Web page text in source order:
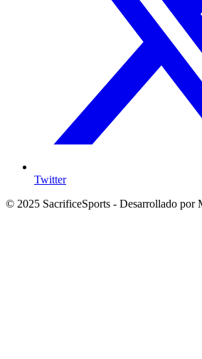
Twitter
© 2025 SacrificeSports - Desarrollado por